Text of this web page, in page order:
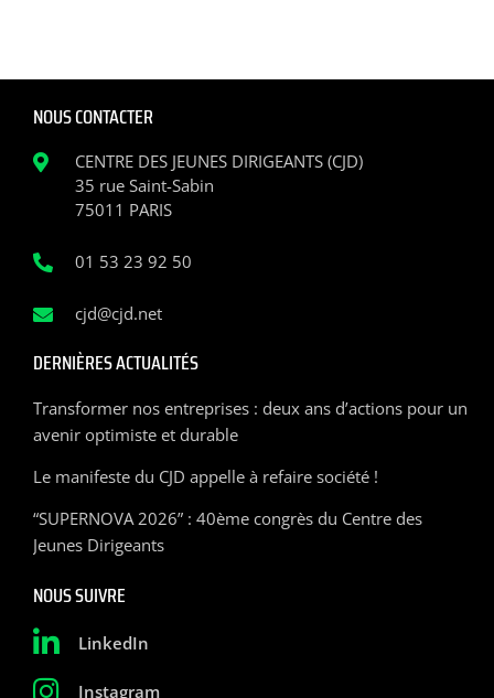
NOUS CONTACTER
CENTRE DES JEUNES DIRIGEANTS (CJD)
35 rue Saint-Sabin
75011 PARIS
01 53 23 92 50
cjd@cjd.net
DERNIÈRES ACTUALITÉS
Transformer nos entreprises : deux ans d’actions pour un
avenir optimiste et durable
Le manifeste du CJD appelle à refaire société !
“SUPERNOVA 2026” : 40ème congrès du Centre des
Jeunes Dirigeants
NOUS SUIVRE
LinkedIn
Instagram